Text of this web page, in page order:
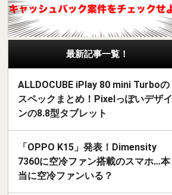
最新記事一覧！
ALLDOCUBE iPlay 80 mini Turboの
スペックまとめ！Pixelっぽいデザイ
ンの8.8型タブレット
「OPPO K15」発表！Dimensity
7360に空冷ファン搭載のスマホ…本
当に空冷ファンいる？